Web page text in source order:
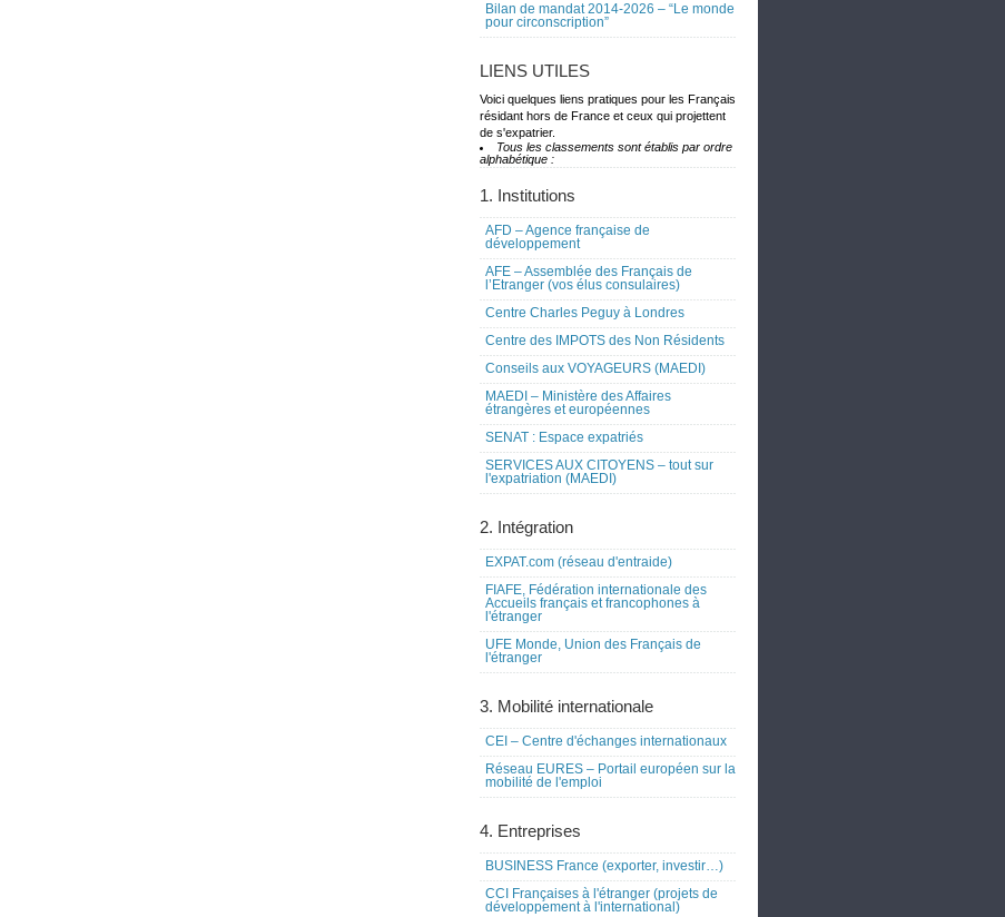
Bilan de mandat 2014-2026 – “Le monde
pour circonscription”
LIENS UTILES
Voici quelques liens pratiques pour les Français
résidant hors de France et ceux qui projettent
de s'expatrier.
Tous les classements sont établis par ordre
alphabétique :
1. Institutions
AFD – Agence française de
développement
AFE – Assemblée des Français de
l’Etranger (vos élus consulaires)
Centre Charles Peguy à Londres
Centre des IMPOTS des Non Résidents
Conseils aux VOYAGEURS (MAEDI)
MAEDI – Ministère des Affaires
étrangères et européennes
SENAT : Espace expatriés
SERVICES AUX CITOYENS – tout sur
l'expatriation (MAEDI)
2. Intégration
EXPAT.com (réseau d'entraide)
FIAFE, Fédération internationale des
Accueils français et francophones à
l'étranger
UFE Monde, Union des Français de
l'étranger
3. Mobilité internationale
CEI – Centre d'échanges internationaux
Réseau EURES – Portail européen sur la
mobilité de l'emploi
4. Entreprises
BUSINESS France (exporter, investir…)
CCI Françaises à l'étranger (projets de
développement à l'international)